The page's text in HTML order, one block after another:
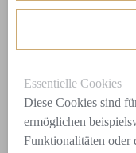
Hautanalyse
Peeling/
Augenbrauen
Essentielle Cookies
Diese Cookies sind
ermöglichen
Funktionalitäten oder